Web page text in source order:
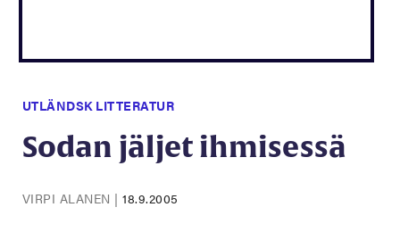
UTLÄNDSK LITTERATUR
Sodan jäljet ihmisessä
VIRPI ALANEN |18.9.2005